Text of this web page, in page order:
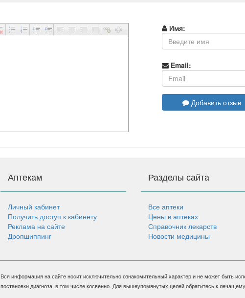
Имя:
Email:
Добавить отзыв
Аптекам
Личный кабинет
Получить доступ к кабинету
Реклама на сайте
Дропшиппинг
Разделы сайта
Все аптеки
Цены в аптеках
Справочник лекарств
Новости медицины
Вся информация на сайте носит исключительно ознакомительный характер и не может быть
постановки диагноза, в том числе косвенно. Для вышеупомянутых целей обратитесь к